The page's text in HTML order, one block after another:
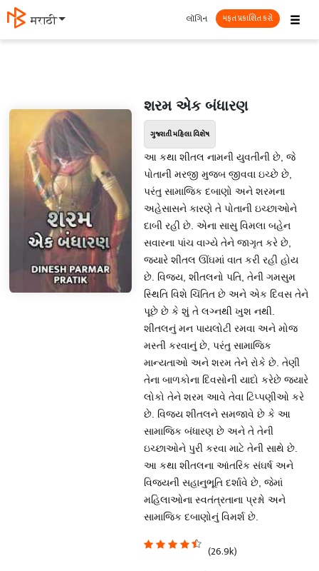
मराठी ☰
લૉગિન મફત પ્રકાશિત કરો
શરમ એક બંધારણ
ગુજરાતી મહિલા વિશેષ
આ કથા શીતલ નામની યુવતીની છે, જે
પોતાની મરજી મુજબ જીવવા ઇચ્છે છે,
પરંતુ સામાજિક દબાણો અને શરમના
અહેસાસને કારણે તે પોતાની ઇચ્છાઓને
દાબી રહી છે. એના સાસુ વિમલા બહેન
સવારના પાંચ વાગ્યે તેને જાગૃત કરે છે,
જ્યારે શીતલ ઊંઘમાં વાત કરી રહી હોય
છે. વિજય, શીતલનો પતિ, તેની ગમસુમ
સ્થિતિ વિશે ચિંતિત છે અને એક દિવસ તેને
પૂછે છે કે શું તે લગ્નથી ખુશ નથી.
શીતલનું મન પાયલોટી રમવા અને મોજ
મસ્તી કરવાનું છે, પરંતુ સામાજિક
માન્યતાઓ અને શરમ તેને રોકે છે. તેણી
તેના બાળકોના દિવસોની યાદો કરેછે જ્યારે
લોકો તેને શરમ આવે તેવા ટિપ્પણીઓ કરે
છે. વિજય શીતલને સમજાવે છે કે આ
સામાજિક બંધારણ છે અને તે તેની
ઇચ્છાઓને પુરી કરવા માટે તેની સાથે છે.
આ કથા શીતલના આંતરિક સંઘર્ષ અને
વિજયની સહાનુભૂતિ દર્શાવે છે, જેમાં
મહિલાઓના સ્વતંત્રતાના પ્રશ્નો અને
સામાજિક દબાણોનું વિમર્શ છે.
(26.9k)